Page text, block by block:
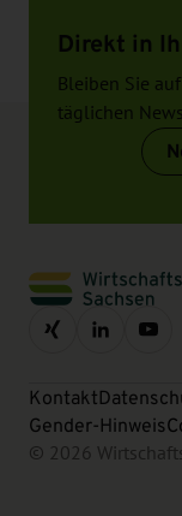
Direkt in
Bleiben Sie
täglichen
Kontakt
Gender-Hinweis
© 2026